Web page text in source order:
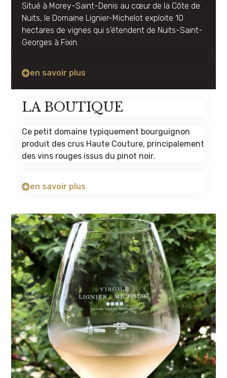
Situé à Morey-Saint-Denis au cœur de la Côte de
Nuits, le Domaine Lignier-Michelot exploite 10
hectares de vignes qui s’étendent de Nuits-Saint-
Georges à Fixin.
en savoir plus
LA BOUTIQUE
Ce petit domaine typiquement bourguignon
produit des crus Haute Couture, principalement
des vins rouges issus du pinot noir.
en savoir plus